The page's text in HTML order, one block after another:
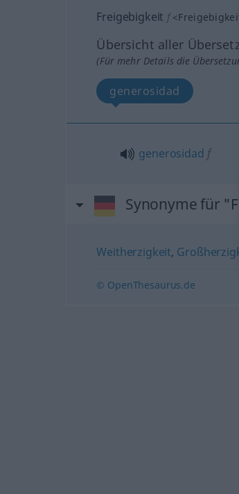
Freigebigkeit f <
Übersicht aller
(Für mehr Details die
generosidad
generosidad f
Synonyme für
Weitherzigkeit,
© OpenThesaurus.de